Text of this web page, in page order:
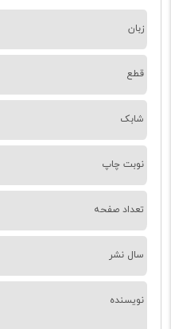
زبان
قطع
شابک
نوبت چاپ
تعداد صفحه
سال نشر
نویسنده